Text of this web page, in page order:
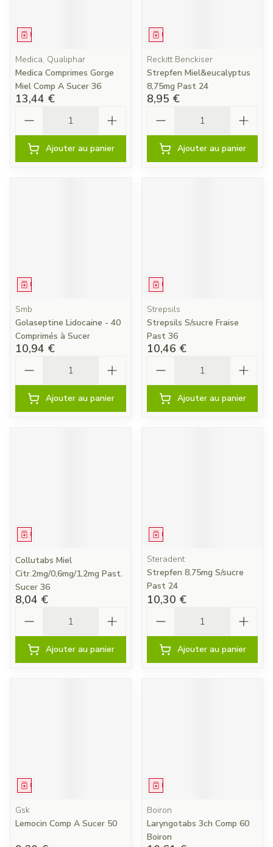
Médicament
Medica, Qualiphar
Medica Comprimes Gorge
Miel Comp A Sucer 36
13,44 €
Ajouter au panier
Médicament
Reckitt Benckiser
Strepfen Miel&eucalyptus
8,75mg Past 24
8,95 €
Ajouter au panier
Médicament
Smb
Golaseptine Lidocaine - 40
Comprimés à Sucer
10,94 €
Ajouter au panier
Médicament
Strepsils
Strepsils S/sucre Fraise
Past 36
10,46 €
Ajouter au panier
Médicament
Collutabs Miel
Citr.2mg/0,6mg/1,2mg Past.
Sucer 36
8,04 €
Ajouter au panier
Médicament
Steradent
Strepfen 8,75mg S/sucre
Past 24
10,30 €
Ajouter au panier
Médicament
Gsk
Lemocin Comp A Sucer 50
Médicament
Boiron
Laryngotabs 3ch Comp 60
Boiron